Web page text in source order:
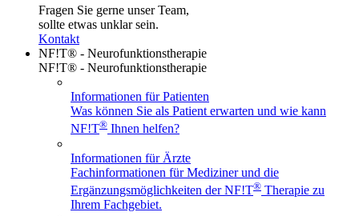
Fragen Sie gerne unser Team,
sollte etwas unklar sein.
Kontakt
NF!T® - Neurofunktionstherapie
NF!T® - Neurofunktionstherapie
Informationen für Patienten
Was können Sie als Patient erwarten und wie kann
NF!T® Ihnen helfen?
Informationen für Ärzte
Fachinformationen für Mediziner und die
Ergänzungsmöglichkeiten der NF!T® Therapie zu
Ihrem Fachgebiet.